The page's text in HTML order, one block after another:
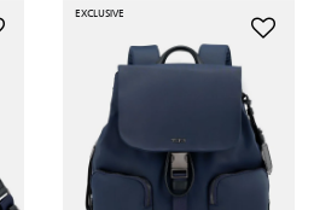
EXCLUSIVE